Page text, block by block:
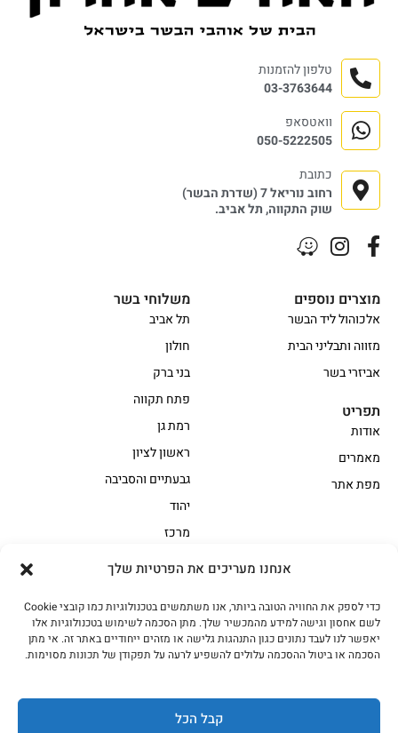
אנחנו מעריכים את הפרטיות שלך
כדי לספק את החוויה הטובה ביותר, אנו משתמשים בטכנולוגיות כמו קובצי Cookie
לשם אחסון וגישה למידע מהמכשיר שלך. מתן הסכמה לשימוש בטכנולוגיות אלו
יאפשר לנו לעבד נתונים כגון התנהגות גלישה או מזהים ייחודיים באתר זה. אי מתן
הסכמה או ביטול ההסכמה עלולים להשפיע לרעה על תפקודן של תכונות מסוימות.
קבל הכל
אווז
בשר בקר משובח
בשר בקר עגלה משובח
בשר למעשנת
הודו
חלקים אחוריים
מיוחדי מסורת1
משלוחי בשר
תל אביב
חולון
בני ברק
פתח תקווה
רמת גן
ראשון לציון
גבעתיים והסביבה
יהוד
מרכז
מוצרים נוספים
אלכוהול ליד הבשר
מזווה ותבליני הבית
אביזרי בשר
תפריט
אודות
מאמרים
מפת אתר
טלפון להזמנות
03-3763644
וואטסאפ
050-5222505
כתובת
רחוב נוריאל 7 (שדרת הבשר)
שוק התקווה, תל אביב.